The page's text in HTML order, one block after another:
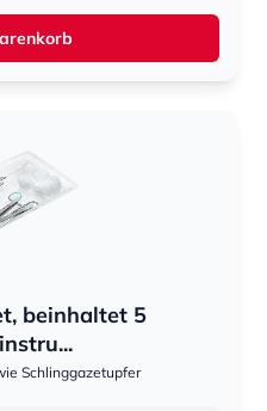
beinhaltet 5
Schlinggazetupfer